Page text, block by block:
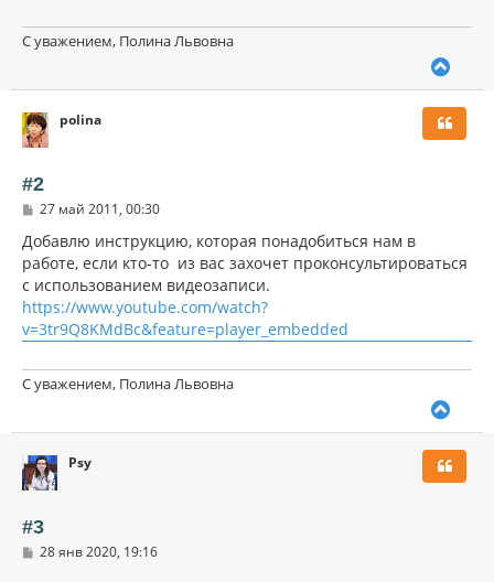
С уважением, Полина Львовна
у
а
у
polina
#2
С
о
щ
е
н
и
е
27 май 2011, 00:30
Добавлю инструкцию, которая понадобиться нам в
работе, если кто-то из вас захочет проконсультироваться
с использованием видеозаписи.
https://www.youtube.com/watch?
v=3tr9Q8KMdBc&feature=player_embedded
С уважением, Полина Львовна
у
Psy
#3
С
28 янв 2020, 19:16